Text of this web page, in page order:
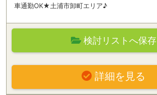
車通勤OK★土浦市卸町エリア♪
検討リストへ保存
詳細を見る